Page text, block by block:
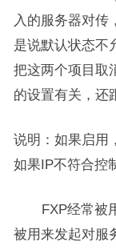
入的服务器对传
是说默认状态不
把这两个项目取
的设置有关，还
说明：如果启用
如果IP不符合控
FXP经常被用
被用来发起对服